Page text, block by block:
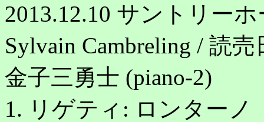
2013.12.10 サントリー
Sylvain Cambreling / 読
金子三勇士 (piano-2)
1. リゲティ: ロンターノ